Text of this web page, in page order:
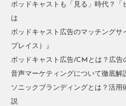
ポッドキャストも「見る」時代？「
は
ポッドキャスト広告のマッチングサ
プレイス）』
ポッドキャスト広告/CMとは？広告
音声マーケティングについて徹底解
ソニックブランディングとは？活
説